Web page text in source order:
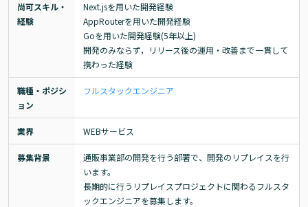
尚可スキル・
経験
Next.jsを用いた開発経験
AppRouterを用いた開発経験
Goを用いた開発経験(5年以上)
開発のみならず，リリース後の運用・改善まで一貫して
携わった経験
職種・ポジシ
ョン
フルスタックエンジニア
業界 WEBサービス
募集背景
通販事業部の開発を行う部署で、開発のリプレイスを行
います。
長期的に行うリプレイスプロジェクトに関わるフルスタ
ックエンジニアを募集します。